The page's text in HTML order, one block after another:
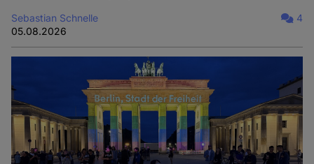
Sebastian Schnelle
05.08.2026
4